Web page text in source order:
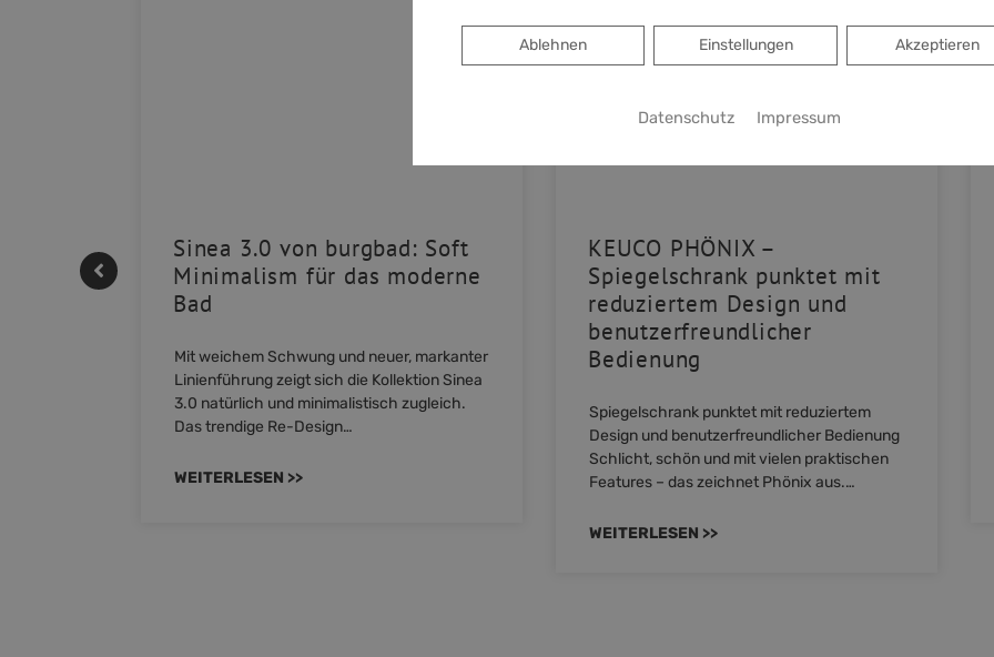
Sinea 3.0 von burgbad: Soft
Minimalism für das moderne
Bad
Mit weichem Schwung und neuer, markanter
Linienführung zeigt sich die Kollektion Sinea
3.0 natürlich und minimalistisch zugleich.
Das trendige Re-Design…
WEITERLESEN >>
KEUCO PHÖNIX –
Spiegelschrank punktet mit
reduziertem Design und
benutzerfreundlicher
Bedienung
Spiegelschrank punktet mit reduziertem
Design und benutzerfreundlicher Bedienung
Schlicht, schön und mit vielen praktischen
Features – das zeichnet Phönix aus.…
WEITERLESEN >>
Akzeptieren
Einstellungen
Ablehnen
Ablehnen
Datenschutz Impressum